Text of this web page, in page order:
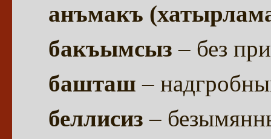
анъмакъ
бакъымсыз– без
башташ–
беллисиз–